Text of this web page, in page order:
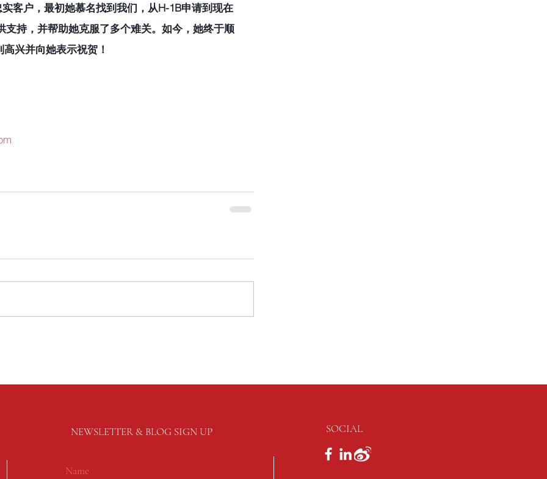
客户，最初她慕名找到我们，从H-1B申请到现在
支持，并帮助她克服了多个难关。如今，她终于顺
兴并向她表示祝贺！
NEWSLETTER & BLOG SIGN UP SOCIAL